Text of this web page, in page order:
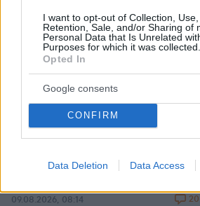
I want to opt-out of Collection, Use,
Retention, Sale, and/or Sharing of
Personal Data that Is Unrelated
Purposes for which it was collected.
Opted In
Google consents
CONFIRM
Data Deletion Data Access
Μυστήριο 3.500 ετών στη Σαντορίνη:
Ο 15χρονος που δεν πρόλαβε να
ξεφύγει από το τσουνάμι μπορεί ν'
έκρηξης
08.08.2026, 18:08 74
αλλάζει σε παραγγελία, πληρωμή και
09.08.2026, 08:14 20